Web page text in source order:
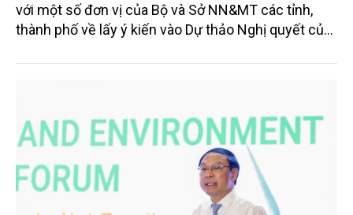
với một số đơn vị của Bộ và Sở NN&MT các tỉnh,
thành phố về lấy ý kiến vào Dự thảo Nghị quyết của
chính về mã số vùng trồng, mã số cơ sở đóng gói.